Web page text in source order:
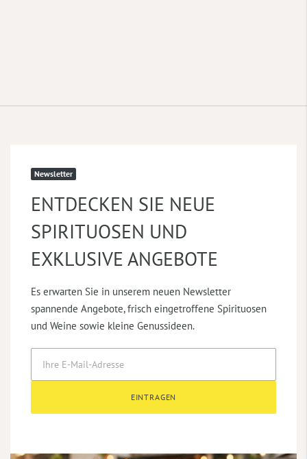
Newsletter
ENTDECKEN SIE NEUE
SPIRITUOSEN UND
EXKLUSIVE ANGEBOTE
Es erwarten Sie in unserem neuen Newsletter
spannende Angebote, frisch eingetroffene Spirituosen
und Weine sowie kleine Genussideen.
EINTRAGEN